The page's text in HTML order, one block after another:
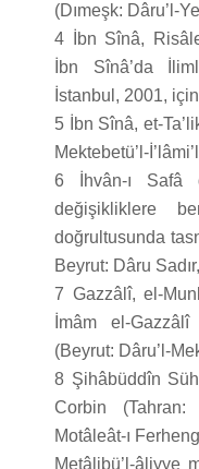
(Dımeşk: Dâru’l-
4 İbn Sînâ,
İbn Sînâ’da
İstanbul, 2001,
5 İbn Sînâ, et-
Mektebetü’l-
6 İhvân-ı Safâ
değişikliklere
doğrultusunda
Beyrut: Dâru
7 Gazzâlî, el-
İmâm el-
(Beyrut: Dâru’l-
8 Şihâbüddîn
Corbin (Tahran:
Motâleât-ı
Metâlibü’l-âliyye